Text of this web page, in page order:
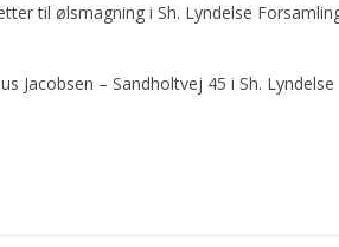
til ølsmagning i Sh. Lyndelse
Jacobsen – Sandholtvej 45 i Sh. Lyndelse